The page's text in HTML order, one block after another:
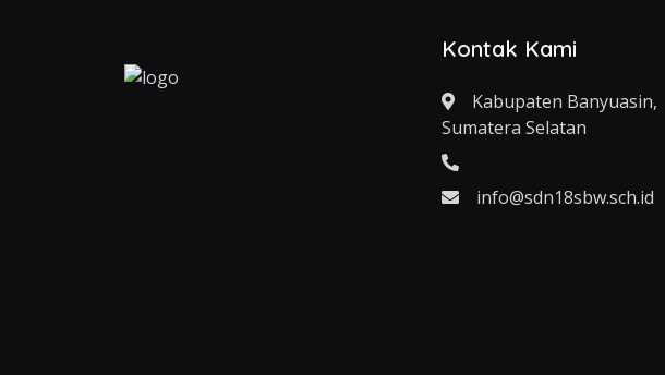
Kontak Kami
Kabupaten Banyuasin,
Sumatera Selatan
info@sdn18sbw.sch.id